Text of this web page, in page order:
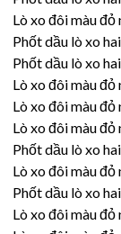
Lò xo đôi màu
Phốt dầu lò xo
Phốt dầu lò xo
Lò xo đôi màu
Lò xo đôi màu
Lò xo đôi màu
Phốt dầu lò xo
Lò xo đôi màu
Phốt dầu lò xo
Lò xo đôi màu